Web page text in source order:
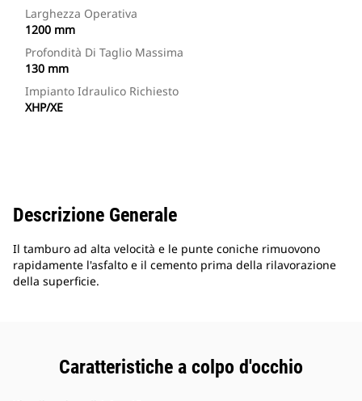
Larghezza Operativa
1200 mm
Profondità Di Taglio Massima
130 mm
Impianto Idraulico Richiesto
XHP/XE
Descrizione Generale
Il tamburo ad alta velocità e le punte coniche rimuovono
rapidamente l'asfalto e il cemento prima della rilavorazione
della superficie.
Caratteristiche a colpo d'occhio